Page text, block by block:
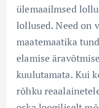
ülemaailmsed
lollused. Need on
maatemaatika
elamise
kuulutamata. Kui
rõhku